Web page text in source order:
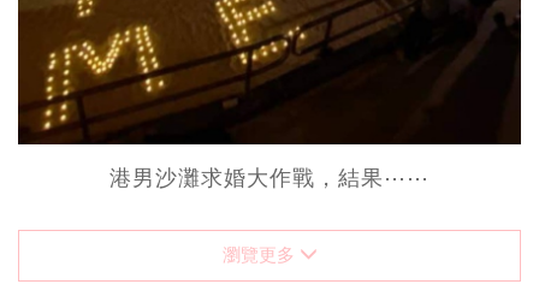
港男沙灘求婚大作戰，結果⋯⋯
瀏覽更多